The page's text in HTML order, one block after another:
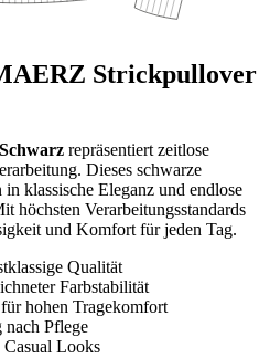
Strickpullover
repräsentiert zeitlose
Dieses schwarze
klassische Eleganz und endlose
höchsten Verarbeitungsstandards
und Komfort für jeden Tag.
Qualität
Farbstabilität
hohen Tragekomfort
nach Pflege
Looks